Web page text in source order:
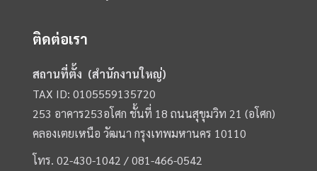
ติดต่อเรา
สถานที่ตั้ง (สำนักงานใหญ่)
TAX ID: 0105559135720
253 อาคาร253อโศก ชั้นที่ 18 ถนนสุขุมวิท 21 (อโศก)
คลองเตยเหนือ วัฒนา กรุงเทพมหานคร 10110
โทร.02-430-1042 /081-466-0542